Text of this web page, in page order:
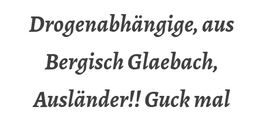
Drogenabhängige, aus
Bergisch Glaebach,
Ausländer!! Guck mal